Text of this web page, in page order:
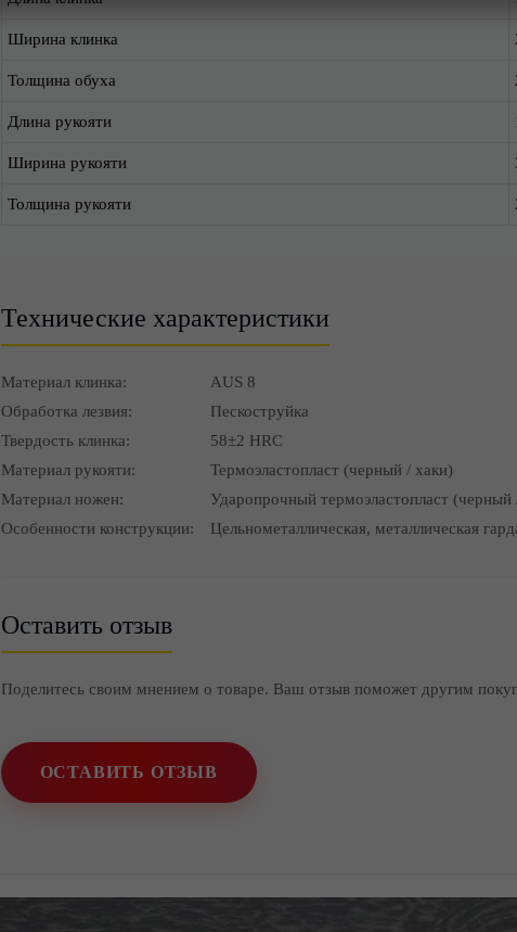
Ширина клинка
Толщина обуха
Длина рукояти
Ширина рукояти
Толщина рукояти
Технические характеристики
Материал клинка:
AUS 8
Обработка лезвия:
Пескоструйка
Твердость клинка:
58±2 HRC
Материал рукояти:
Термоэластопласт (черный / хаки)
Материал ножен:
Ударопрочный термоэластопласт (черный
Особенности конструкции:
Цельнометаллическая, металлическая
Оставить отзыв
Поделитесь своим мнением о товаре. Ваш отзыв поможет другим
ОСТАВИТЬ ОТЗЫВ